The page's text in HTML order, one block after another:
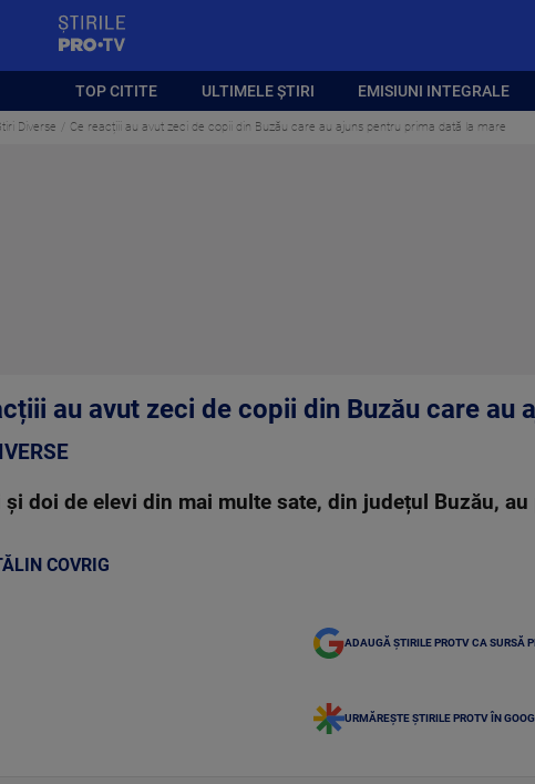
TOP CITITE ULTIMELE ȘTIRI EMISIUNI INTEGRALE
Diverse Ce reacțiii au avut zeci de copii din Buzău care au ajuns pentru prima dată la mare
au avut zeci de copii din Buzău care au
și doi de elevi din mai multe sate, din județul Buzău,
COVRIG
ADAUGĂ ȘTIRILE PROTV CA SURSĂ
URMĂREȘTE ȘTIRILE PROTV ÎN